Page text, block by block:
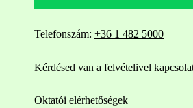
Telefonszám: +36 1 482 5000
Kérdésed van a felvételivel
Oktatói elérhetőségek